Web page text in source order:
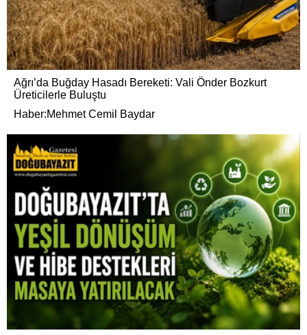
Ağrı’da Buğday Hasadı Bereketi: Vali Önder Bozkurt
Üreticilerle Buluştu
Haber:Mehmet Cemil Baydar